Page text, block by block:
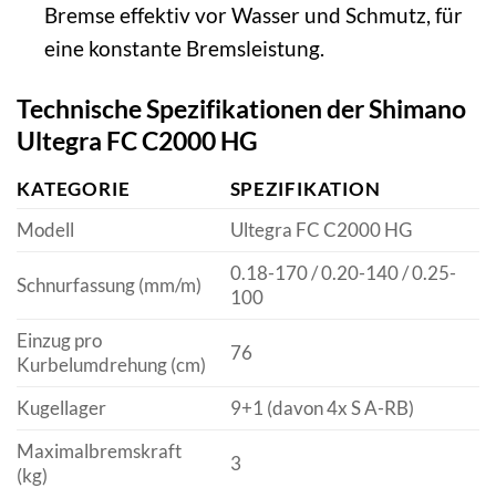
Bremse effektiv vor Wasser und Schmutz, für
eine konstante Bremsleistung.
Technische Spezifikationen der Shimano
Ultegra FC C2000 HG
KATEGORIE
SPEZIFIKATION
Modell
Ultegra FC C2000 HG
Schnurfassung (mm/m)
0.18-170 / 0.20-140 / 0.25-
100
Einzug pro
Kurbelumdrehung (cm)
76
Kugellager
9+1 (davon 4x S A-RB)
Maximalbremskraft
(kg)
3